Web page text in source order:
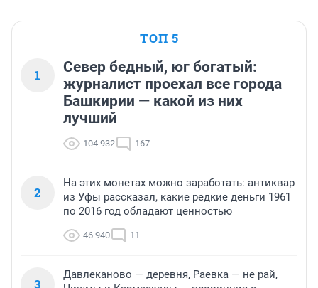
ТОП 5
1
Север бедный, юг богатый:
журналист проехал все города
Башкирии — какой из них
лучший
104 932 167
2
На этих монетах можно заработать: антиквар
из Уфы рассказал, какие редкие деньги 1961
по 2016 год обладают ценностью
46 940 11
3
Давлеканово — деревня, Раевка — не рай,